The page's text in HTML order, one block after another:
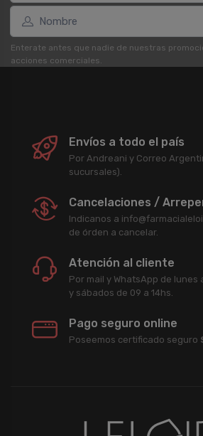
Enterate antes que nadie de nuestras
acciones comerciales.
Envíos a todo el país
Por Andreani y Correo
sucursales).
Cancelaciones /
Indicanos a
de órden a cancelar.
Atención al cliente
Por mail y WhatsApp de lunes
y sábados de 09 a 14hs.
Pago seguro online
Poseemos certificado seguro